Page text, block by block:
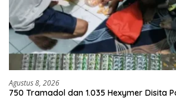
Agustus 8, 2026
750 Tramadol dan 1.035 Hexymer Disita